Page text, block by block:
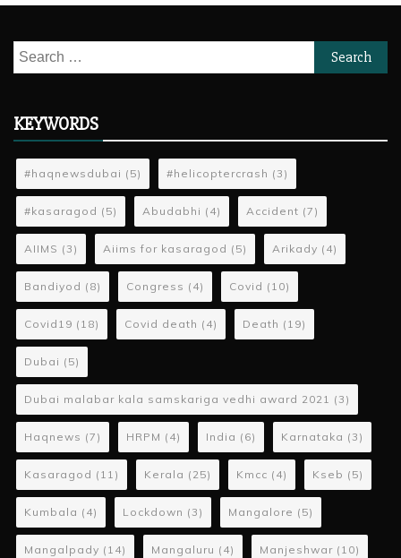
Search
for:
KEYWORDS
#haqnewsdubai (5) #helicoptercrash (3)
#kasaragod (5) Abudabhi (4) Accident (7)
AIIMS (3) Aiims for kasaragod (5) Arikady (4)
Bandiyod (8) Congress (4) Covid (10)
Covid19 (18) Covid death (4) Death (19)
Dubai (5)
Dubai malabar kala samskariga vedhi award 2021 (3)
Haqnews (7) HRPM (4) India (6) Karnataka (3)
Kasaragod (11) Kerala (25) Kmcc (4) Kseb (5)
Kumbala (4) Lockdown (3) Mangalore (5)
Mangalpady (14) Mangaluru (4) Manjeshwar (10)